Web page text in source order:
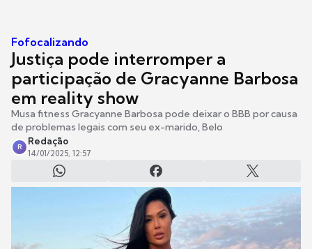
Fofocalizando
Justiça pode interromper a
participação de Gracyanne Barbosa
em reality show
Musa fitness Gracyanne Barbosa pode deixar o BBB por causa
de problemas legais com seu ex-marido, Belo
R
Redação
14/01/2025, 12:57